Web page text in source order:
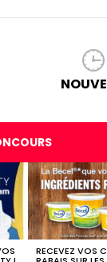
RECEVEZ VOS